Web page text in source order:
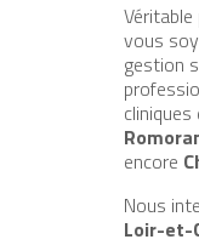
vous
gestion
encore
Nous
Loir-et-